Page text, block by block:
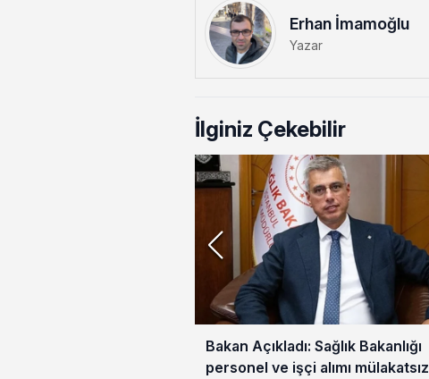
Erhan İmamoğlu
Yazar
İlginiz Çekebilir
Bakan Açıkladı: Sağlık Bakanlığı
personel ve işçi alımı mülakatsız